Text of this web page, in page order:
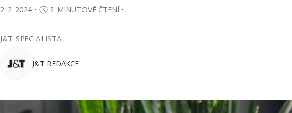
2. 2. 2024 ・ 3-MINUTOVÉ ČTENÍ・
J&T SPECIALISTA
J&T REDAKCE